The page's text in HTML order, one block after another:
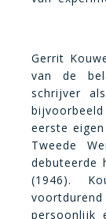
Gerrit
van de
schrijver
eerste
Tweede
debuteerde
(1946).
persoonlijk